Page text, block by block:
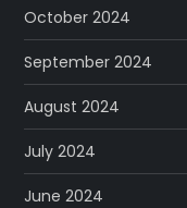
October 2024
September 2024
August 2024
July 2024
June 2024